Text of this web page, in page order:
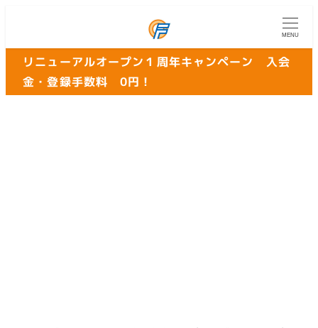
MENU
リニューアルオープン１周年キャンペーン 入会
金・登録手数料 0円！